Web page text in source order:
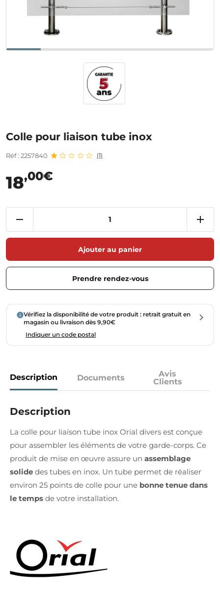
Colle pour liaison tube inox
Réf : 2257840 (1)
18,00€
Ajouter au panier
Prendre rendez-vous
Vérifiez la disponibilité de votre produit : retrait gratuit en
magasin ou livraison dès 9,90€
Indiquer un code postal
Description Documents
Avis
Clients
Description
La colle pour liaison tube inox Orial divers est conçue
pour assembler les éléments de votre garde-corps. Ce
produit de mise en œuvre assure un assemblage
solide des tubes en inox. Un tube permet de réaliser
environ 25 points de colle pour une bonne tenue dans
le temps de votre installation.